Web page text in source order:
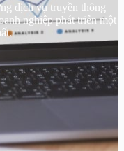
dịch vụ truyền thông
nghiệp phát triển một